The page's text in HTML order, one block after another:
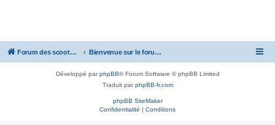
Forum des scooters SYM - GTS -MAXSYM - CRUISYM - JOYMAX - Maxsym TL Bienvenue sur le forum des scooters de la gamme SYM
Développé parphpBB® Forum Software © phpBB Limited
Traduit parphpBB-fr.com
phpBB SiteMaker
Confidentialité | Conditions